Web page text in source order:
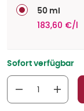
50 ml
183,60 €/l
Sofort verfügbar